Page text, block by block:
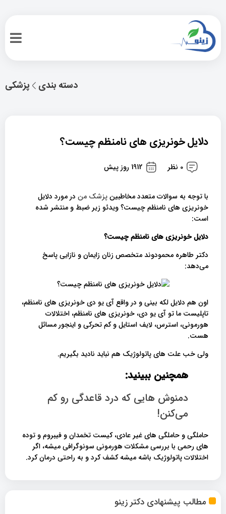
پزشکی دسته بندی
مطالب پیشنهادی دکتر زینو
دلایل خونریزی های نامنظم چیست؟
0 نظر 1912 روز پیش
با توجه به سوالات متعدد مخاطبینپزشک من در مورد دلایل
خونریزی های نامنظم چیست؟ ویدئو زیر ضبط و منتشر شده
است:
دلایل خونریزی های نامنظم چیست؟
دکتر طاهره محمودوند متخصص زنان زایمان و نازایی پاسخ
می‌دهد:
اون هم دلایل لکه بینی و در واقع آی یو دی خونریزی های نامنظم،
تاپلیست ما تو آی یو دی، خونریزی های نامنظم، اختلالات
هورمونی، استرس، لایف استایل و کم تحرکی و اینجور مسائل
هست.
ولی خب علت های پاتولوژیک هم نباید نادید بگیریم.
همچنین ببینید:
دمنوش هایی که درد قاعدگی رو کم
می‌کنن!
حاملگی و حاملگی های غیر عادی، کیست تخمدان و فیبروم و توده
های رحمی با بررسی مشکلات هورمونی سونوگرافی میشه، اگر
اختلالات پاتولوژیک باشه میشه کشف کرد و به راحتی درمان کرد.